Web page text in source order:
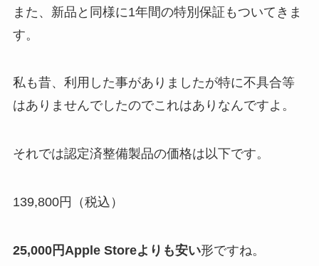
また、新品と同様に1年間の特別保証もついてきま
す。
私も昔、利用した事がありましたが特に不具合等
はありませんでしたのでこれはありなんですよ。
それでは認定済整備製品の価格は以下です。
139,800円（税込）
25,000円Apple Storeよりも安い形ですね。